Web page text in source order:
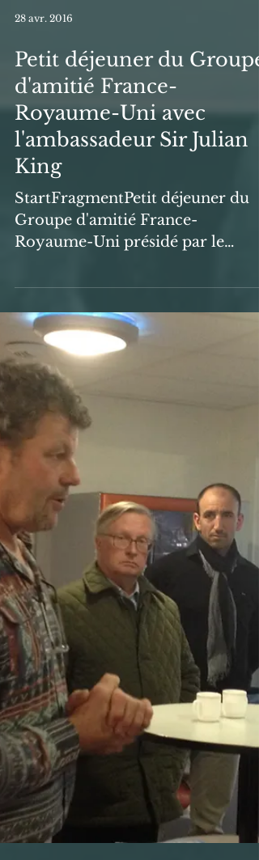
28 avr. 2016
Petit déjeuner du Groupe
d'amitié France-
Royaume-Uni avec
l'ambassadeur Sir Julian
King
Groupe d'amitié France-
Sénateur Eric BOCQUET en
l'honneur du nouvel
Ambassadeur...